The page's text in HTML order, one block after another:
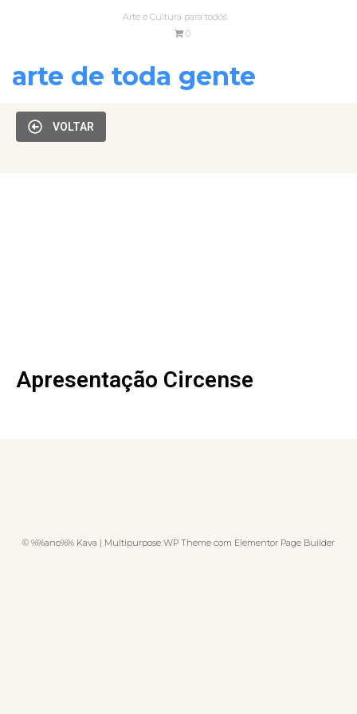
Arte e Cultura para todos
0
arte de toda gente
VOLTAR
Apresentação Circense
© %%ano%% Kava | Multipurpose WP Theme com Elementor Page Builder